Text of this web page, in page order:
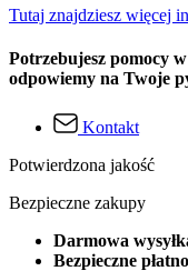
Tutaj znajdziesz więcej
Potrzebujesz pomocy
odpowiemy na Twoje
Kontakt
Potwierdzona jakość
Bezpieczne zakupy
Darmowa
Bezpieczne